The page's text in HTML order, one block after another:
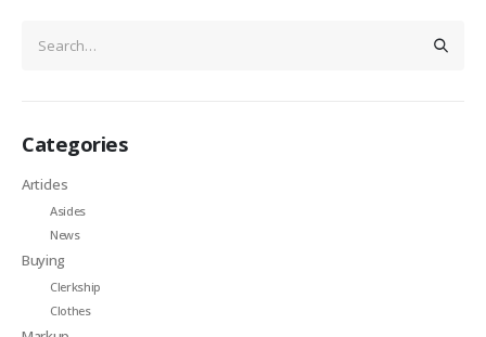
Categories
Articles
Asides
News
Buying
Clerkship
Clothes